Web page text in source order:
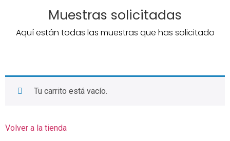
Muestras solicitadas
Aquí están todas las muestras que has solicitado
Tu carrito está vacío.
Volver a la tienda